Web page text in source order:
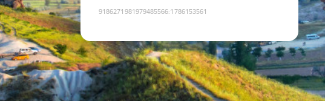
9186271981979485566:1786153561